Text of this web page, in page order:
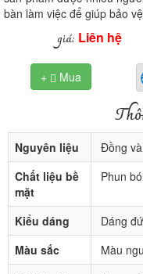
bàn làm việc để giúp bảo
giá: Liên hệ
+  Mua
Nguyên liệu
Đồng
Chất liệu bề
mặt
Phun
Kiểu dáng
Dáng
Màu sắc
Màu